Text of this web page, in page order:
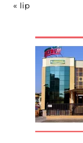
« lip